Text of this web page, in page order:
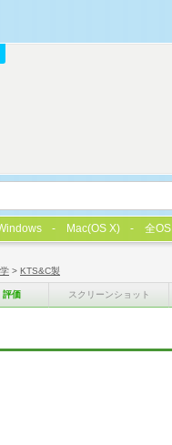
> KTS&C製
評価 スクリーンショット
Mac(OS X) 全OS